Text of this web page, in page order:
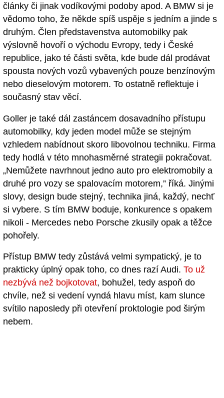
články či jinak vodíkovými podoby apod. A BMW si je
vědomo toho, že někde spíš uspěje s jedním a jinde s
druhým. Člen představenstva automobilky pak
výslovně hovoří o východu Evropy, tedy i České
republice, jako té části světa, kde bude dál prodávat
spousta nových vozů vybavených pouze benzínovým
nebo dieselovým motorem. To ostatně reflektuje i
současný stav věcí.
Goller je také dál zastáncem dosavadního přístupu
automobilky, kdy jeden model může se stejným
vzhledem nabídnout skoro libovolnou techniku. Firma
tedy hodlá v této mnohasměrné strategii pokračovat.
„Nemůžete navrhnout jedno auto pro elektromobily a
druhé pro vozy se spalovacím motorem,” říká. Jinými
slovy, design bude stejný, technika jiná, každý, nechť
si vybere. S tím BMW boduje, konkurence s opakem
nikoli - Mercedes nebo Porsche zkusily opak a těžce
pohořely.
Přístup BMW tedy zůstává velmi sympatický, je to
prakticky úplný opak toho, co dnes razí Audi. To už
nezbývá než bojkotovat, bohužel, tedy aspoň do
chvíle, než si vedení vyndá hlavu míst, kam slunce
svítilo naposledy při otevření proktologie pod širým
nebem.